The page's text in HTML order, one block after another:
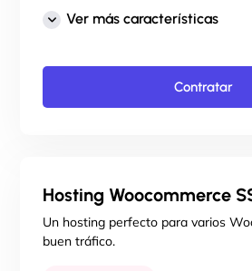
Panel de control cPanel
SSL GRATIS para tu dominio
Soporte técnico 24/7
Migración gratuita de tu web
Ver más características
Contratar
Hosting Woocommerce
Un hosting perfecto para varios
buen tráfico.